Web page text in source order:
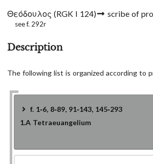
Θεόδουλος (RGK I 124) scribe of
see f. 292r
Description
The following list is organized according to
f. 1-6, 8-89, 91-143, 145-293
1.A Tetraeuangelium